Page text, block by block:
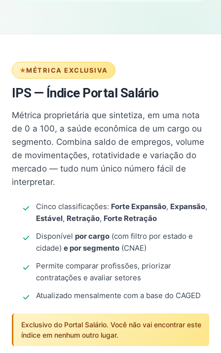
MÉTRICA EXCLUSIVA
IPS — Índice Portal Salário
Métrica proprietária que sintetiza, em uma nota
de 0 a 100, a saúde econômica de um cargo ou
segmento. Combina saldo de empregos, volume
de movimentações, rotatividade e variação do
mercado — tudo num único número fácil de
interpretar.
Cinco classificações: Forte Expansão, Expansão,
Estável, Retração, Forte Retração
Disponível por cargo (com filtro por estado e
cidade) e por segmento (CNAE)
Permite comparar profissões, priorizar
contratações e avaliar setores
Atualizado mensalmente com a base do CAGED
Exclusivo do Portal Salário. Você não vai encontrar este
índice em nenhum outro lugar.